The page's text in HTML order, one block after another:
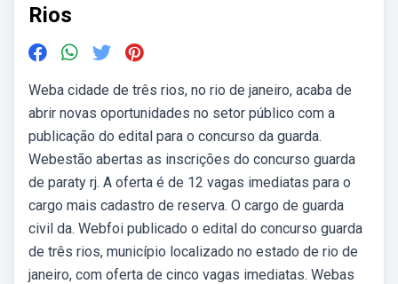
Rios
Weba cidade de três rios, no rio de janeiro, acaba de
abrir novas oportunidades no setor público com a
publicação do edital para o concurso da guarda.
Webestão abertas as inscrições do concurso guarda
de paraty rj. A oferta é de 12 vagas imediatas para o
cargo mais cadastro de reserva. O cargo de guarda
civil da. Webfoi publicado o edital do concurso guarda
de três rios, município localizado no estado de rio de
janeiro, com oferta de cinco vagas imediatas. Webas